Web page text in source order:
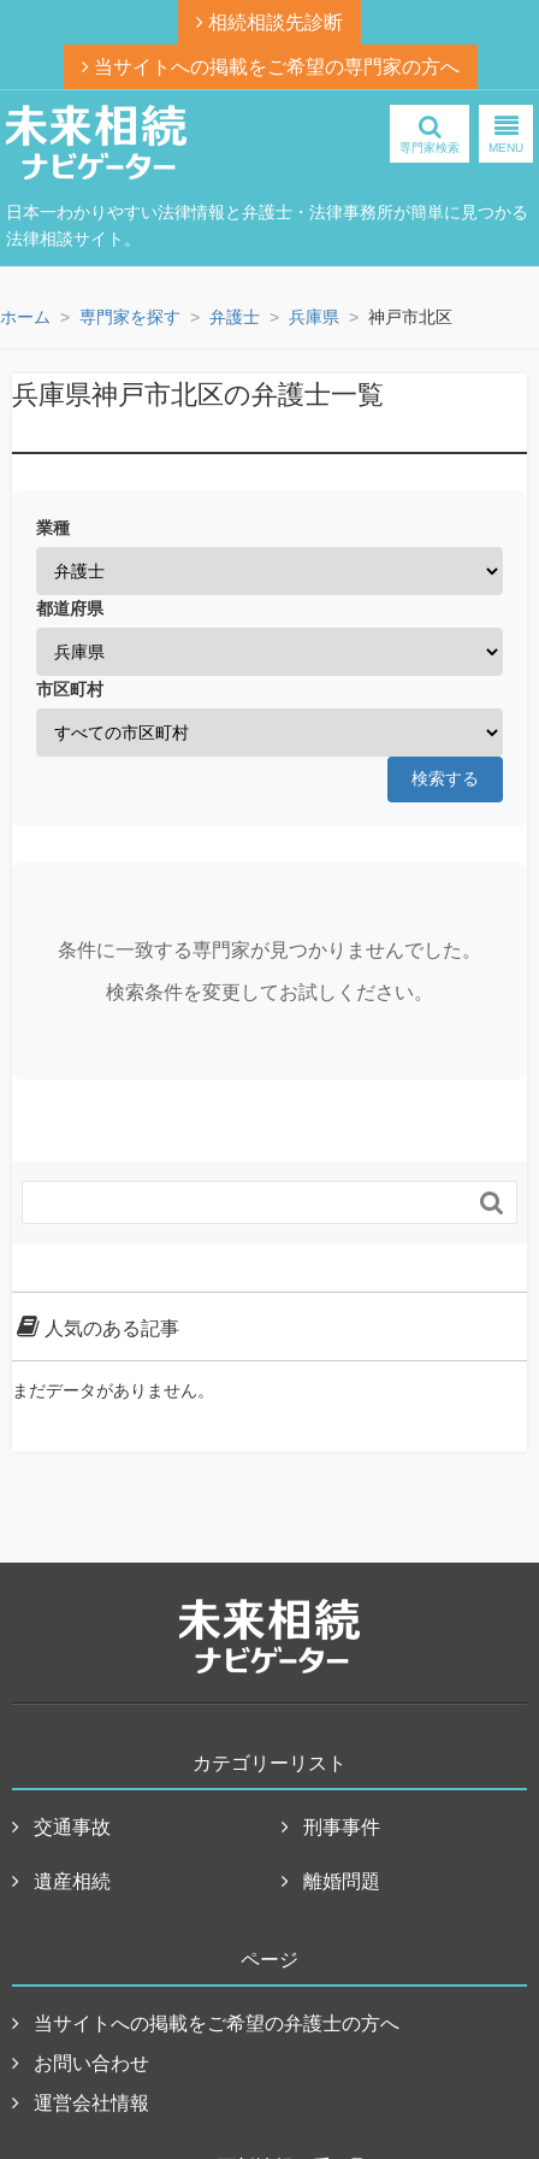
相続相談先診断
当サイトへの掲載をご希望の専門家の方へ
日本一わかりやすい法律情報と弁護士・法律事務所が簡単に見つかる
法律相談サイト。
専門家検索 MENU
ホーム 専門家を探す 弁護士 兵庫県 神戸市北区
兵庫県神戸市北区の弁護士一覧
業種
都道府県
市区町村
検索する
条件に一致する専門家が見つかりませんでした。
検索条件を変更してお試しください。

人気のある記事
まだデータがありません。
カテゴリーリスト
交通事故 刑事事件
遺産相続 離婚問題
ページ
当サイトへの掲載をご希望の弁護士の方へ
お問い合わせ
運営会社情報